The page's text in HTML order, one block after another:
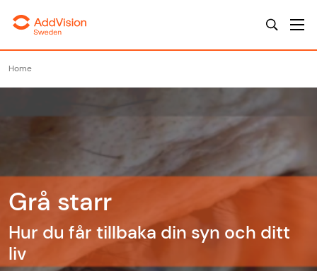
Home
Grå starr
Hur du får tillbaka din syn och ditt
liv